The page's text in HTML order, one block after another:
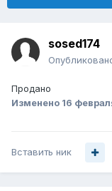
sosed174
Продано
Изменено 16
Вставить ник